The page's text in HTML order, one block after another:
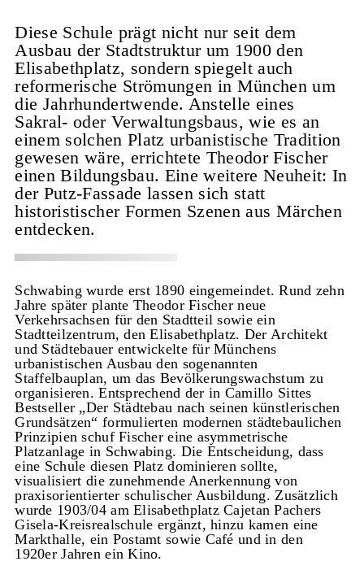
Diese Schule prägt nicht nur seit dem
Ausbau der Stadtstruktur um 1900 den
Elisabethplatz, sondern spiegelt auch
reformerische Strömungen in München um
die Jahrhundertwende. Anstelle eines
Sakral- oder Verwaltungsbaus, wie es an
einem solchen Platz urbanistische Tradition
gewesen wäre, errichtete Theodor Fischer
einen Bildungsbau. Eine weitere Neuheit: In
der Putz-Fassade lassen sich statt
historistischer Formen Szenen aus Märchen
entdecken.
Schwabing wurde erst 1890 eingemeindet. Rund zehn
Jahre später plante Theodor Fischer neue
Verkehrsachsen für den Stadtteil sowie ein
Stadtteilzentrum, den Elisabethplatz. Der Architekt
und Städtebauer entwickelte für Münchens
urbanistischen Ausbau den sogenannten
Staffelbauplan, um das Bevölkerungswachstum zu
organisieren. Entsprechend der in Camillo Sittes
Bestseller „Der Städtebau nach seinen künstlerischen
Grundsätzen“ formulierten modernen städtebaulichen
Prinzipien schuf Fischer eine asymmetrische
Platzanlage in Schwabing. Die Entscheidung, dass
eine Schule diesen Platz dominieren sollte,
visualisiert die zunehmende Anerkennung von
praxisorientierter schulischer Ausbildung. Zusätzlich
wurde 1903/04 am Elisabethplatz Cajetan Pachers
Gisela-Kreisrealschule ergänzt, hinzu kamen eine
Markthalle, ein Postamt sowie Café und in den
1920er Jahren ein Kino.